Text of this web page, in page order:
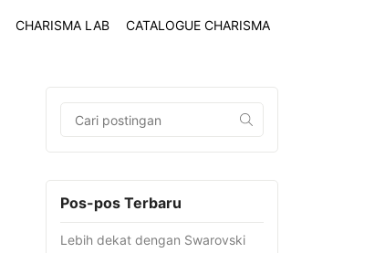
CHARISMA LAB CATALOGUE CHARISMA
Pos-pos Terbaru
Lebih dekat dengan Swarovski